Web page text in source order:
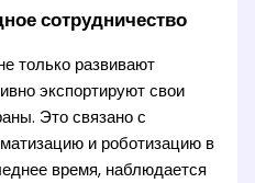
сотрудничество
только развивают
экспортируют свои
Это связано с
и роботизацию в
время, наблюдается